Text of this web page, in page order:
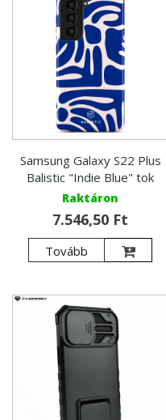
Samsung Galaxy S22 Plus
Balistic "Indie Blue" tok
Raktáron
7.546,50 Ft
Tovább